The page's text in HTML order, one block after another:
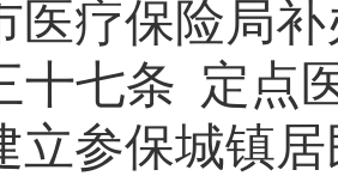
医疗保险局
十七条 定点
立参保城镇